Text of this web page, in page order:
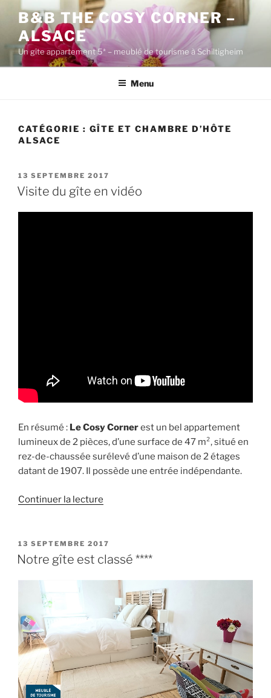
contenu
principal
B&B THE COSY CORNER –
ALSACE
Un gîte appartement 5* – meublé de tourisme à Schiltigheim
Menu
CATÉGORIE : GÎTE ET CHAMBRE D’HÔTE
ALSACE
PUBLIÉ
LE
13 SEPTEMBRE 2017
Visite du gîte en vidéo
En résumé : Le Cosy Cornerest un bel appartement
lumineux de 2 pièces, d’une surface de 47 m², situé en
rez-de-chaussée surélevé d’une maison de 2 étages
datant de 1907. Il possède une entrée indépendante.
Continuer la lecture
gîte
en
PUBLIÉ
LE
13 SEPTEMBRE 2017
Notre gîte est classé ****